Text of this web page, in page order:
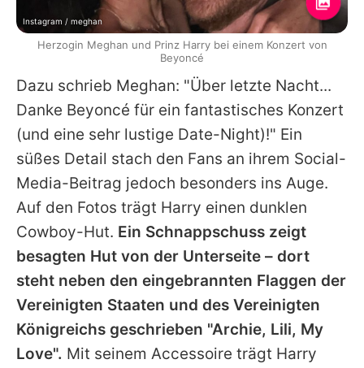
Dazu schrieb Meghan: "Über letzte Nacht...
Danke Beyoncé für ein fantastisches Konzert
(und eine sehr lustige Date-Night)!" Ein
süßes Detail stach den Fans an ihrem Social-
Media-Beitrag jedoch besonders ins Auge.
Auf den Fotos trägt Harry einen dunklen
Cowboy-Hut. Ein Schnappschuss zeigt
besagten Hut von der Unterseite – dort
steht neben den eingebrannten Flaggen der
Vereinigten Staaten und des Vereinigten
Königreichs geschrieben "Archie, Lili, My
Love". Mit seinem Accessoire trägt Harry
Instagram / meghan
Herzogin Meghan und Prinz Harry bei einem Konzert von
Beyoncé